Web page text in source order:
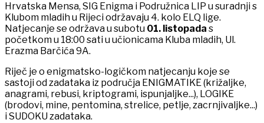
Hrvatska Mensa, SIG Enigma i Podružnica LIP u suradnji s
Klubom mladih u Rijeci održavaju 4. kolo ELQ lige.
Natjecanje se održava u subotu 01. listopada s
početkom u 18:00 sati u učionicama Kluba mladih, Ul.
Erazma Barčića 9A.
Riječ je o enigmatsko-logičkom natjecanju koje se
sastoji od zadataka iz područja ENIGMATIKE (križaljke,
anagrami, rebusi, kriptogrami, ispunjaljke...), LOGIKE
(brodovi, mine, pentomina, strelice, petlje, zacrnjivaljke...)
i SUDOKU zadataka.